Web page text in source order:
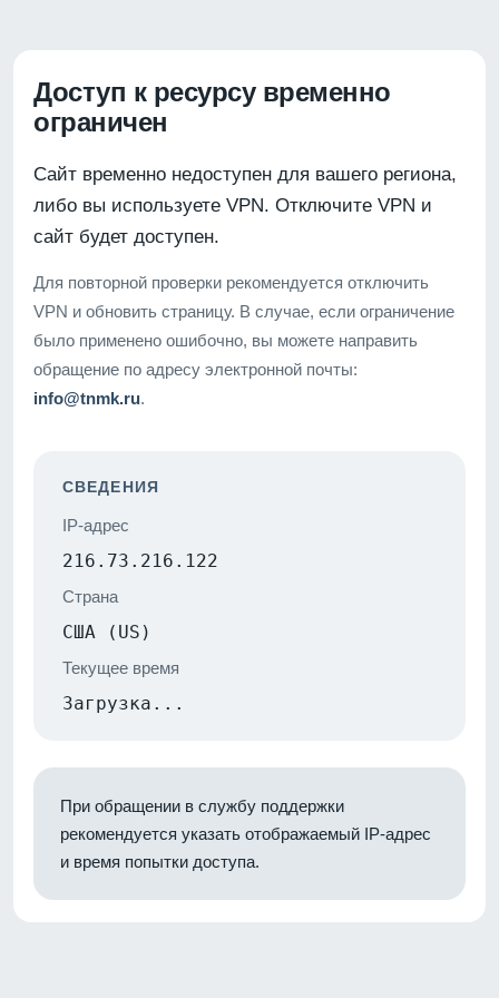
Доступ к ресурсу временно
ограничен
Сайт временно недоступен для вашего региона,
либо вы используете VPN. Отключите VPN и
сайт будет доступен.
Для повторной проверки рекомендуется отключить
VPN и обновить страницу. В случае, если ограничение
было применено ошибочно, вы можете направить
обращение по адресу электронной почты:
info@tnmk.ru.
СВЕДЕНИЯ
IP-адрес
216.73.216.122
Страна
США (US)
Текущее время
Загрузка...
При обращении в службу поддержки
рекомендуется указать отображаемый IP-адрес
и время попытки доступа.